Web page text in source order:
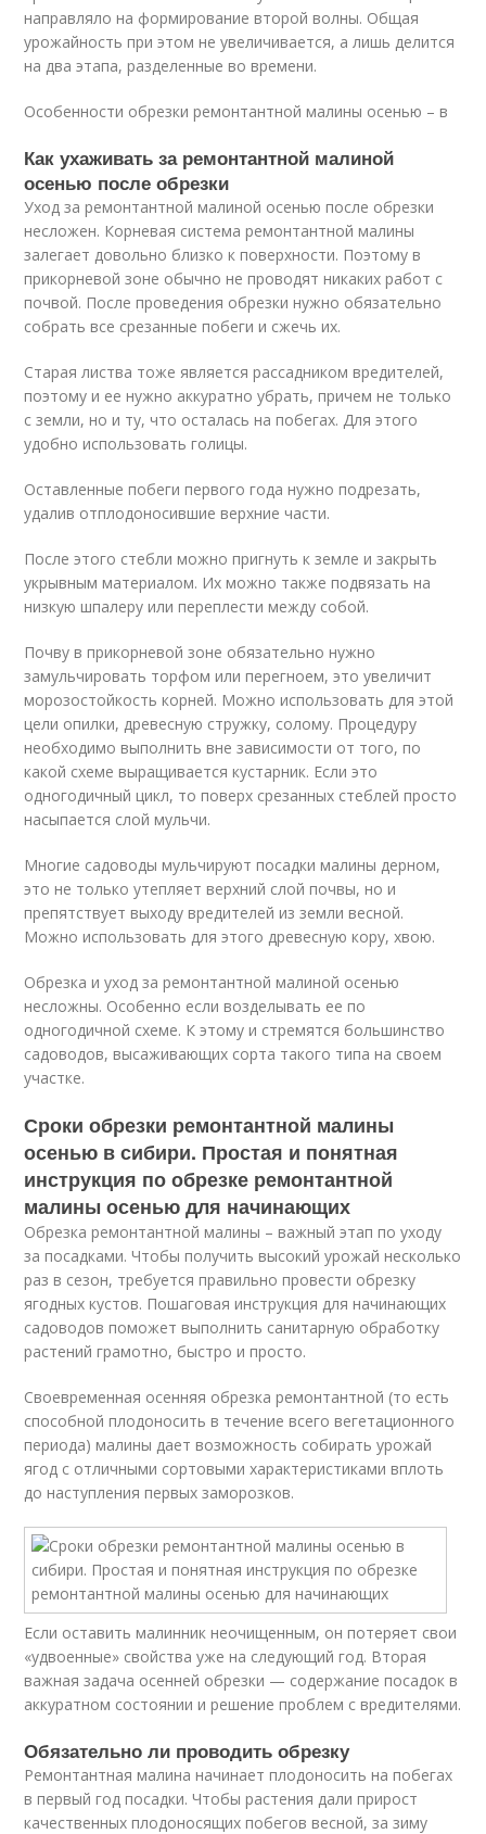
направляло на формирование второй волны. Общая
урожайность при этом не увеличивается, а лишь делится
на два этапа, разделенные во времени.
Особенности обрезки ремонтантной малины осенью – в
Как ухаживать за ремонтантной малиной
осенью после обрезки
Уход за ремонтантной малиной осенью после обрезки
несложен. Корневая система ремонтантной малины
залегает довольно близко к поверхности. Поэтому в
прикорневой зоне обычно не проводят никаких работ с
почвой. После проведения обрезки нужно обязательно
собрать все срезанные побеги и сжечь их.
Старая листва тоже является рассадником вредителей,
поэтому и ее нужно аккуратно убрать, причем не только
с земли, но и ту, что осталась на побегах. Для этого
удобно использовать голицы.
Оставленные побеги первого года нужно подрезать,
удалив отплодоносившие верхние части.
После этого стебли можно пригнуть к земле и закрыть
укрывным материалом. Их можно также подвязать на
низкую шпалеру или переплести между собой.
Почву в прикорневой зоне обязательно нужно
замульчировать торфом или перегноем, это увеличит
морозостойкость корней. Можно использовать для этой
цели опилки, древесную стружку, солому. Процедуру
необходимо выполнить вне зависимости от того, по
какой схеме выращивается кустарник. Если это
одногодичный цикл, то поверх срезанных стеблей просто
насыпается слой мульчи.
Многие садоводы мульчируют посадки малины дерном,
это не только утепляет верхний слой почвы, но и
препятствует выходу вредителей из земли весной.
Можно использовать для этого древесную кору, хвою.
Обрезка и уход за ремонтантной малиной осенью
несложны. Особенно если возделывать ее по
одногодичной схеме. К этому и стремятся большинство
садоводов, высаживающих сорта такого типа на своем
участке.
Сроки обрезки ремонтантной малины
осенью в сибири. Простая и понятная
инструкция по обрезке ремонтантной
малины осенью для начинающих
Обрезка ремонтантной малины – важный этап по уходу
за посадками. Чтобы получить высокий урожай несколько
раз в сезон, требуется правильно провести обрезку
ягодных кустов. Пошаговая инструкция для начинающих
садоводов поможет выполнить санитарную обработку
растений грамотно, быстро и просто.
Своевременная осенняя обрезка ремонтантной (то есть
способной плодоносить в течение всего вегетационного
периода) малины дает возможность собирать урожай
ягод с отличными сортовыми характеристиками вплоть
до наступления первых заморозков.
Если оставить малинник неочищенным, он потеряет свои
«удвоенные» свойства уже на следующий год. Вторая
важная задача осенней обрезки — содержание посадок в
аккуратном состоянии и решение проблем с вредителями.
Обязательно ли проводить обрезку
Ремонтантная малина начинает плодоносить на побегах
в первый год посадки. Чтобы растения дали прирост
качественных плодоносящих побегов весной, за зиму